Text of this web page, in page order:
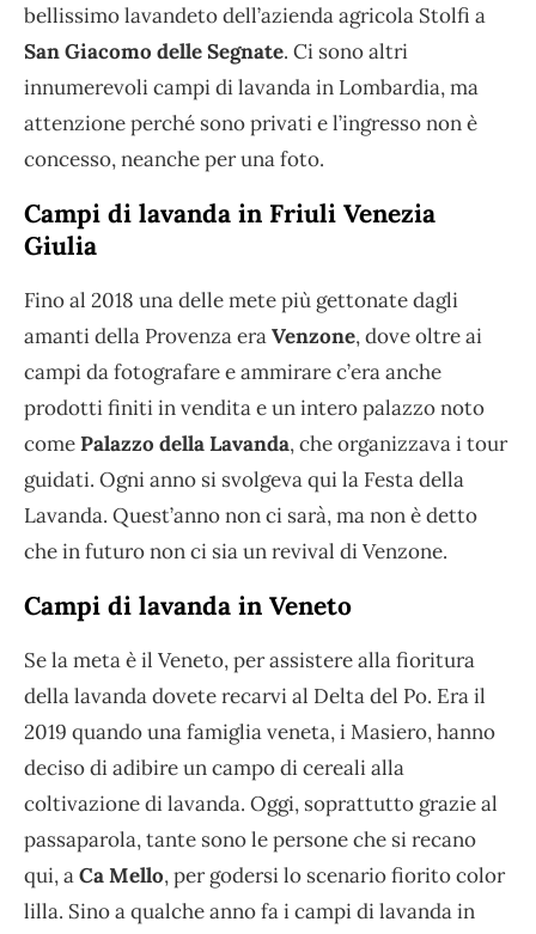
bellissimo lavandeto dell’azienda agricola Stolfi a
San Giacomo delle Segnate. Ci sono altri
innumerevoli campi di lavanda in Lombardia, ma
attenzione perché sono privati e l’ingresso non è
concesso, neanche per una foto.
Campi di lavanda in Friuli Venezia
Giulia
Fino al 2018 una delle mete più gettonate dagli
amanti della Provenza eraVenzone, dove oltre ai
campi da fotografare e ammirare c’era anche
prodotti finiti in vendita e un intero palazzo noto
comePalazzo della Lavanda, che organizzava i tour
guidati. Ogni anno si svolgeva qui la Festa della
Lavanda. Quest’anno non ci sarà, ma non è detto
che in futuro non ci sia un revival di Venzone.
Campi di lavanda in Veneto
Se la meta è il Veneto, per assistere alla fioritura
della lavanda dovete recarvi al Delta del Po. Era il
2019 quando una famiglia veneta, i Masiero, hanno
deciso di adibire un campo di cereali alla
coltivazione di lavanda. Oggi, soprattutto grazie al
passaparola, tante sono le persone che si recano
qui, aCa Mello, per godersi lo scenario fiorito color
lilla. Sino a qualche anno fa i campi di lavanda in